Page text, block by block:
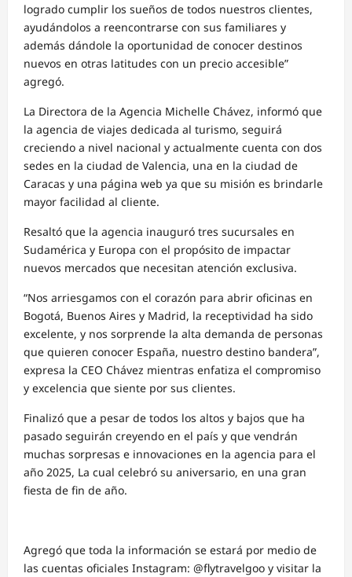
logrado cumplir los sueños de todos nuestros clientes,
ayudándolos a reencontrarse con sus familiares y
además dándole la oportunidad de conocer destinos
nuevos en otras latitudes con un precio accesible”
agregó.
La Directora de la Agencia Michelle Chávez, informó que
la agencia de viajes dedicada al turismo, seguirá
creciendo a nivel nacional y actualmente cuenta con dos
sedes en la ciudad de Valencia, una en la ciudad de
Caracas y una página web ya que su misión es brindarle
mayor facilidad al cliente.
Resaltó que la agencia inauguró tres sucursales en
Sudamérica y Europa con el propósito de impactar
nuevos mercados que necesitan atención exclusiva.
“Nos arriesgamos con el corazón para abrir oficinas en
Bogotá, Buenos Aires y Madrid, la receptividad ha sido
excelente, y nos sorprende la alta demanda de personas
que quieren conocer España, nuestro destino bandera”,
expresa la CEO Chávez mientras enfatiza el compromiso
y excelencia que siente por sus clientes.
Finalizó que a pesar de todos los altos y bajos que ha
pasado seguirán creyendo en el país y que vendrán
muchas sorpresas e innovaciones en la agencia para el
año 2025, La cual celebró su aniversario, en una gran
fiesta de fin de año.
Agregó que toda la información se estará por medio de
las cuentas oficiales Instagram: @flytravelgoo y visitar la